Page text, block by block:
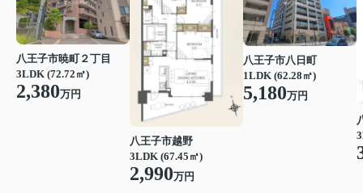
八王子市暁町２丁目
3LDK (72.72㎡)
2,380万円
八王子市越野
3LDK (67.45㎡)
2,990万円
八王子市八日町
1LDK (62.28㎡)
5,180万円